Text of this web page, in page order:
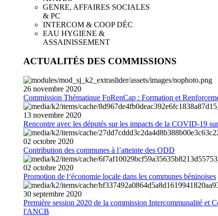
GENRE, AFFAIRES SOCIALES
& PC
INTERCOM & COOP DÉC
EAU HYGIENE &
ASSAINISSEMENT
ACTUALITÉS DES COMMISSIONS
26 novembre 2020
Commission Thématique FoRenCap : Formation et
13 novembre 2020
Rencontre avec les députés sur les impacts de la COVID-19
02 octobre 2020
Contribution des communes à l’atteinte des ODD
02 octobre 2020
Promotion de l‘économie locale dans les communes béninoises
30 septembre 2020
Première session 2020 de la commission Intercommunalité et
l'ANCB